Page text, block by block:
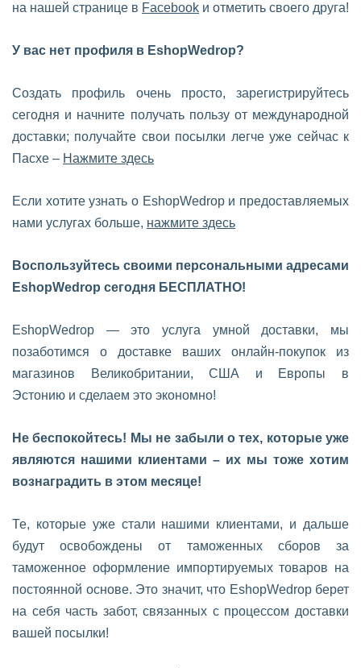
на нашей странице в Facebook и отметить своего друга!
У вас нет профиля в EshopWedrop?
Создать профиль очень просто, зарегистрируйтесь
сегодня и начните получать пользу от международной
доставки; получайте свои посылки легче уже сейчас к
Пасхе – Нажмите здесь
Если хотите узнать о EshopWedrop и предоставляемых
нами услугах больше, нажмите здесь
Воспользуйтесь своими персональными адресами
EshopWedrop сегодня БЕСПЛАТНО!
EshopWedrop — это услуга умной доставки, мы
позаботимся о доставке ваших онлайн-покупок из
магазинов Великобритании, США и Европы в
Эстонию и сделаем это экономно!
Не беспокойтесь! Мы не забыли о тех, которые уже
являются нашими клиентами – их мы тоже хотим
вознаградить в этом месяце!
Те, которые уже стали нашими клиентами, и дальше
будут освобождены от таможенных сборов за
таможенное оформление импортируемых товаров на
постоянной основе. Это значит, что EshopWedrop берет
на себя часть забот, связанных с процессом доставки
вашей посылки!